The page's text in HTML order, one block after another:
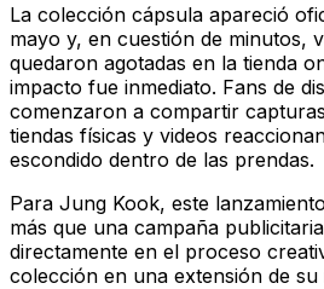
La colección cápsula apareció
mayo y, en cuestión de minutos,
quedaron agotadas en la tienda
impacto fue inmediato. Fans de
comenzaron a compartir
tiendas físicas y videos
escondido dentro de las prendas.
Para Jung Kook, este
más que una campaña
directamente en el proceso
colección en una extensión de su